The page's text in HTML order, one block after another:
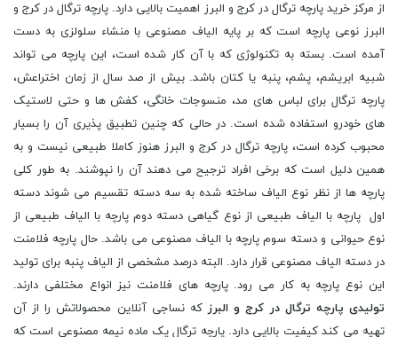
از مرکز خرید پارچه ترگال در کرج و البرز اهمیت بالایی دارد. پارچه ترگال در کرج و
البرز نوعی پارچه است که بر پایه الیاف مصنوعی با منشاء سلولزی به دست
آمده است. بسته به تکنولوژی که با آن کار شده است، این پارچه می تواند
شبیه ابریشم، پشم، پنبه یا کتان باشد. بیش از صد سال از زمان اختراعش،
پارچه ترگال برای لباس‌ های مد، منسوجات خانگی، کفش ‌ها و حتی لاستیک‌
های خودرو استفاده شده است. در حالی که چنین تطبیق پذیری آن را بسیار
محبوب کرده است، پارچه ترگال در کرج و البرز هنوز کاملا طبیعی نیست و به
همین دلیل است که برخی افراد ترجیح می دهند آن را نپوشند. به طور کلی
پارچه ها از نظر نوع الیاف ساخته شده به سه دسته تقسیم می شوند دسته
اول پارچه با الیاف طبیعی از نوع گیاهی دسته دوم پارچه با الیاف طبیعی از
نوع حیوانی و دسته سوم پارچه با الیاف مصنوعی می باشد. حال پارچه فلامنت
در دسته الیاف مصنوعی قرار دارد. البته درصد مشخصی از الیاف پنبه برای تولید
این نوع پارچه به کار می رود. پارچه های فلامنت نیز انواع مختلفی دارند.
تولیدی پارچه ترگال در کرج و البرزکه نساجی آنلاین محصولاتش را از آن
تهیه می کند کیفیت بالایی دارد. پارچه ترگال یک ماده نیمه مصنوعی است که